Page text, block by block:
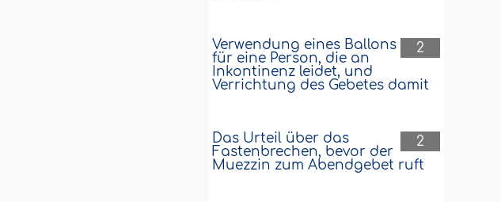
2
Verwendung eines Ballons
für eine Person, die an
Inkontinenz leidet, und
Verrichtung des Gebetes damit
2
Das Urteil über das
Fastenbrechen, bevor der
Muezzin zum Abendgebet ruft